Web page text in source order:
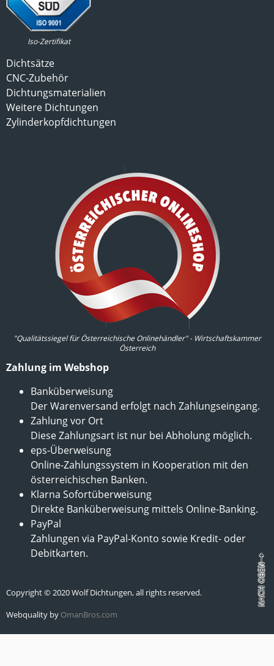
Iso-Zertifikat
Dichtsätze
CNC-Zubehör
Dichtungsmaterialien
Weitere Dichtungen
Zylinderkopfdichtungen
"Qualitätssiegel für Österreichische Onlinehändler" - Wirtschaftskammer
Österreich
Zahlung im Webshop
Banküberweisung
Der Warenversand erfolgt nach Zahlungseingang.
Zahlung vor Ort
Diese Zahlungsart ist nur bei Abholung möglich.
eps-Überweisung
Online-Zahlungssystem in Kooperation mit den
österreichischen Banken.
Klarna Sofortüberweisung
Direkte Banküberweisung mittels Online-Banking.
PayPal
Zahlungen via PayPal-Konto sowie Kredit- oder
Debitkarten.
Copyright © 2020 Wolf Dichtungen, all rights reserved.
Webquality by OmanBros.com